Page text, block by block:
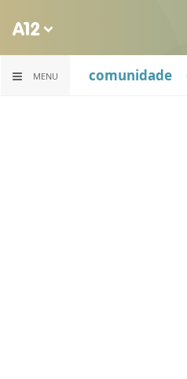
MENU comunidade